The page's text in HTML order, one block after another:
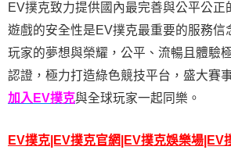
EV撲克致力提供國內最完善與公平公正
遊戲的安全性是EV撲克最重要的服務信
玩家的夢想與榮耀，公平、流暢且體驗
認證，極力打造綠色競技平台，盛大賽
加入EV撲克與全球玩家一起同樂。
EV撲克|EV撲克官網|EV撲克娛樂場